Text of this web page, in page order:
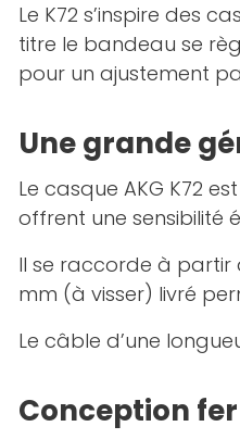
Le K72 s’inspire des
titre le bandeau se
pour un ajustement
Une grande
Le casque AKG K72
offrent une sensibilité
Il se raccorde à partir
mm (à visser) livré
Le câble d’une
Conception